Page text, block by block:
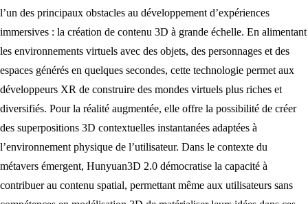
l’un des principaux obstacles au développement d’expériences
immersives : la création de contenu 3D à grande échelle. En alimentant
les environnements virtuels avec des objets, des personnages et des
espaces générés en quelques secondes, cette technologie permet aux
développeurs XR de construire des mondes virtuels plus riches et
diversifiés. Pour la réalité augmentée, elle offre la possibilité de créer
des superpositions 3D contextuelles instantanées adaptées à
l’environnement physique de l’utilisateur. Dans le contexte du
métavers émergent, Hunyuan3D 2.0 démocratise la capacité à
contribuer au contenu spatial, permettant même aux utilisateurs sans